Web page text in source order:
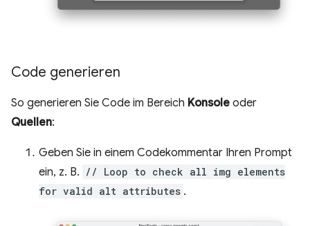
Code generieren
So generieren Sie Code im Bereich Konsole oder
Quellen:
Geben Sie in einem Codekommentar Ihren Prompt
ein, z. B. // Loop to check all img elements
for valid alt attributes .